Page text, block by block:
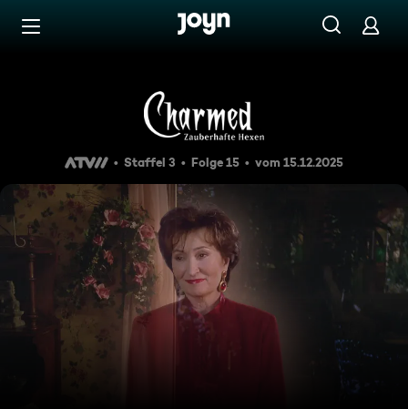
Zum Inhalt springen
Trauung mit Hindernissen
Staffel 3 Folge 15 vom 15.12.2025